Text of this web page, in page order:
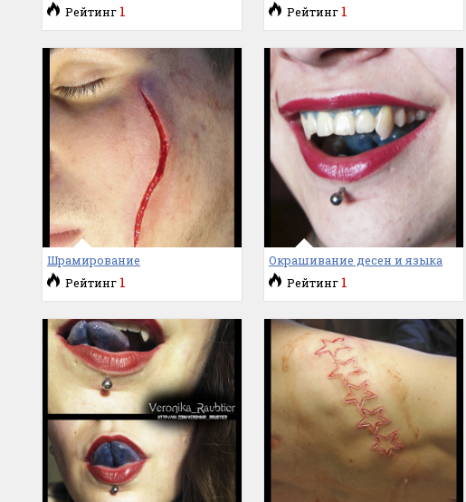
Рейтинг 1
Рейтинг 1
Шрамирование
Рейтинг 1
Окрашивание десен и языка
Рейтинг 1